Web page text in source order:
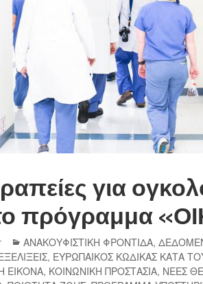
για
το πρόγραμμα
ΑΝΑΚΟΥΦΙΣΤΙΚΗ ΦΡΟΝΤΙΔΑ,
, ΕΥΡΩΠΑΙΚΟΣ ΚΩΔΙΚΑΣ ΚΑΤΑ
ΕΙΚΟΝΑ, ΚΟΙΝΩΝΙΚΗ ΠΡΟΣΤΑΣΙΑ, ΝΕΕΣ